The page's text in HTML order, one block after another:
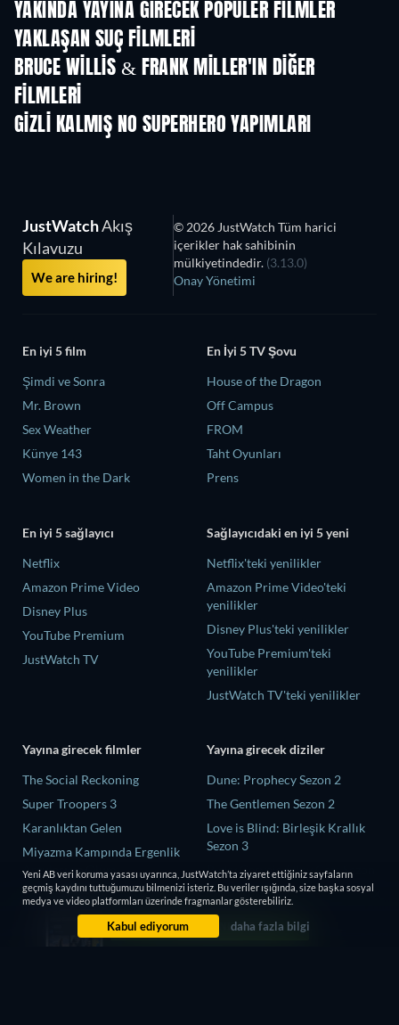
YAKINDA YAYINA GIRECEK POPÜLER FILMLER
YAKLAŞAN SUÇ FILMLERI
BRUCE WILLIS & FRANK MILLER'IN DIĞER
FILMLERI
GIZLI KALMIŞ NO SUPERHERO YAPIMLARI
TV TV
JustWatchAkış
Kılavuzu
We are hiring!
© 2026 JustWatch Tüm harici
içerikler hak sahibinin
mülkiyetindedir. (3.13.0)
Onay Yönetimi
En iyi 5 film
Şimdi ve Sonra
Mr. Brown
Sex Weather
Künye 143
Women in the Dark
En İyi 5 TV Şovu
House of the Dragon
Off Campus
FROM
Taht Oyunları
Prens
En iyi 5 sağlayıcı
Netflix
Amazon Prime Video
Disney Plus
YouTube Premium
JustWatch TV
Sağlayıcıdaki en iyi 5 yeni
Netflix'teki yenilikler
Amazon Prime Video'teki
yenilikler
Disney Plus'teki yenilikler
YouTube Premium'teki
yenilikler
JustWatch TV'teki yenilikler
Yayına girecek filmler
The Social Reckoning
Super Troopers 3
Karanlıktan Gelen
Miyazma Kampında Ergenlik
Arzuları ve Ölüm
Cleaner
Yayına girecek diziler
Dune: Prophecy Sezon 2
The Gentlemen Sezon 2
Love is Blind: Birleşik Krallık
Sezon 3
Ricky Gervais Alley Cats Sezon
1
Operation Safed Sagar Sezon 1
Yeni AB veri koruma yasası uyarınca, JustWatch’ta ziyaret ettiğiniz sayfaların
geçmiş kaydını tuttuğumuzu bilmenizi isteriz. Bu veriler ışığında, size başka sosyal
medya ve video platformları üzerinde fragmanlar gösterebiliriz.
Kabul ediyorum daha fazla bilgi